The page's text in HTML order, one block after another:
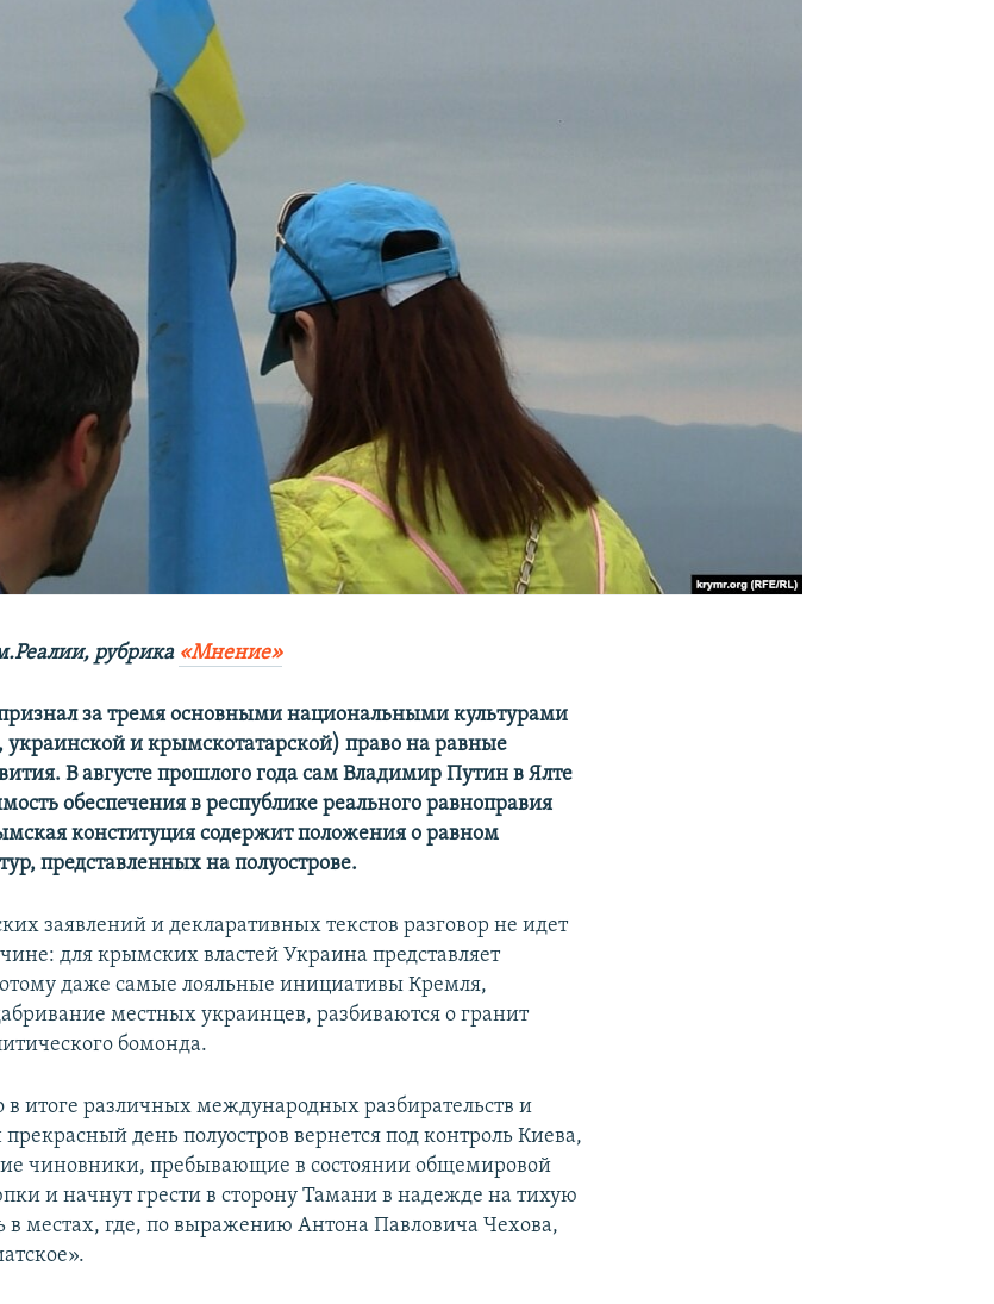
рубрика «Мнение»
за тремя основными национальными культурами
украинской и крымскотатарской) право на равные
В августе прошлого года сам Владимир Путин в Ялте
обеспечения в республике реального равноправия
конституция содержит положения о равном
представленных на полуострове.
заявлений и декларативных текстов разговор не идет
для крымских властей Украина представляет
даже самые лояльные инициативы Кремля,
местных украинцев, разбиваются о гранит
бомонда.
в итоге различных международных разбирательств и
день полуостров вернется под контроль Киева,
чиновники, пребывающие в состоянии общемировой
и начнут грести в сторону Тамани в надежде на тихую
в местах, где, по выражению Антона Павловича Чехова,